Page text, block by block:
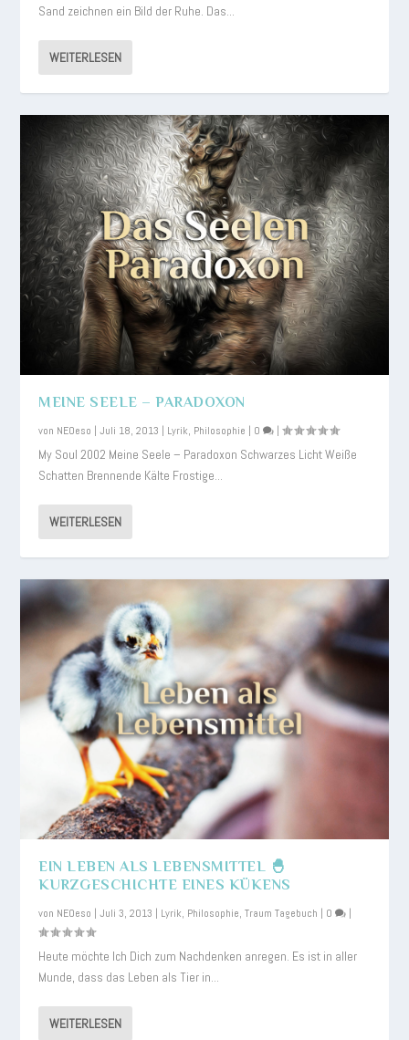
Sand zeichnen ein Bild der Ruhe. Das...
WEITERLESEN
MEINE SEELE – PARADOXON
von NEOeso |Juli 18, 2013 | Lyrik, Philosophie | 0 |
My Soul 2002 Meine Seele – Paradoxon Schwarzes Licht Weiße
Schatten Brennende Kälte Frostige...
WEITERLESEN
EIN LEBEN ALS LEBENSMITTEL 🐣
KURZGESCHICHTE EINES KÜKENS
von NEOeso |Juli 3, 2013 | Lyrik, Philosophie,Traum Tagebuch | 0 |
Heute möchte Ich Dich zum Nachdenken anregen. Es ist in aller
Munde, dass das Leben als Tier in...
WEITERLESEN